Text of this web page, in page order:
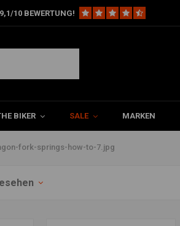
10 BEWERTUNG!
BIKER SALE MARKEN
203474672/hagon-
fork-springs-how-to-7.jpg